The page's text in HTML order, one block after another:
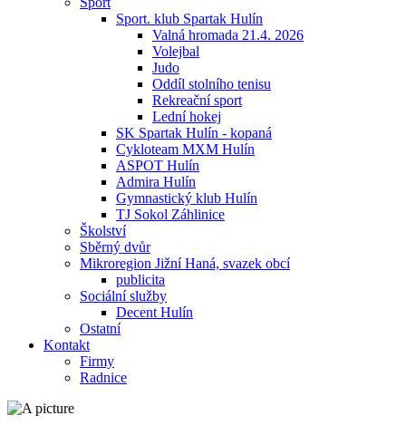
Sport. klub Spartak Hulín
Valná hromada 21.4. 2026
Volejbal
Judo
Oddíl stolního tenisu
Rekreační sport
Lední hokej
SK Spartak Hulín - kopaná
Cykloteam MXM Hulín
ASPOT Hulín
Admira Hulín
Gymnastický klub Hulín
TJ Sokol Záhlinice
Školství
Sběrný dvůr
Mikroregion Jižní Haná, svazek obcí
publicita
Sociální služby
Decent Hulín
Ostatní
Kontakt
Firmy
Radnice